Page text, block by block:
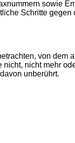
sowie
Schritte
von dem
nicht mehr
unberührt.